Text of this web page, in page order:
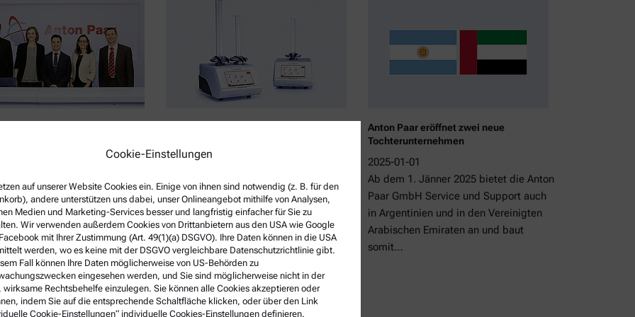
in der…
2025-01-16
Präzision, Langlebigkeit und
unübertroffen leisem Betrieb einen
neuen Standard in der
Stampfdichteanalyse.
Anton Paar eröffnet zwei neue
Tochterunternehmen
2025-01-01
Ab dem 1. Jänner 2025 bietet die Anton
Paar GmbH Service und Support auch
in Argentinien und in den Vereinigten
Arabischen Emiraten an und baut
somit…
Cookie-Einstellungen
auf unserer Website Cookies ein. Einige von ihnen sind notwendig (z. B. für den
andere unterstützen uns dabei, unser Onlineangebot mithilfe von Analysen,
Medien und Marketing-Services besser und langfristig einfacher für Sie zu
Wir verwenden außerdem Cookies von Drittanbietern aus den USA wie Google
mit Ihrer Zustimmung (Art. 49(1)(a) DSGVO). Ihre Daten können in die USA
werden, wo es keine mit der DSGVO vergleichbare Datenschutzrichtlinie gibt.
Fall können Ihre Daten möglicherweise von US-Behörden zu
eingesehen werden, und Sie sind möglicherweise nicht in der
wirksame Rechtsbehelfe einzulegen. Sie können alle Cookies akzeptieren oder
indem Sie auf die entsprechende Schaltfläche klicken, oder über den Link
Cookie-Einstellungen“ individuelle Cookies-Einstellungen definieren.